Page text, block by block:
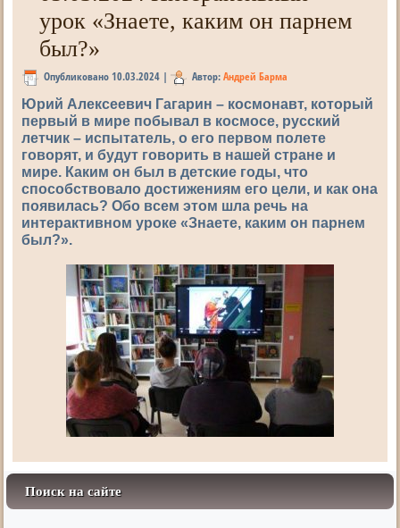
урок «Знаете, каким он парнем
был?»
Опубликовано 10.03.2024 | Автор: Андрей Барма
Юрий Алексеевич Гагарин – космонавт, который
первый в мире побывал в космосе, русский
летчик – испытатель, о его первом полете
говорят, и будут говорить в нашей стране и
мире. Каким он был в детские годы, что
способствовало достижениям его цели, и как она
появилась? Обо всем этом шла речь на
интерактивном уроке «Знаете, каким он парнем
был?».
Поиск на сайте